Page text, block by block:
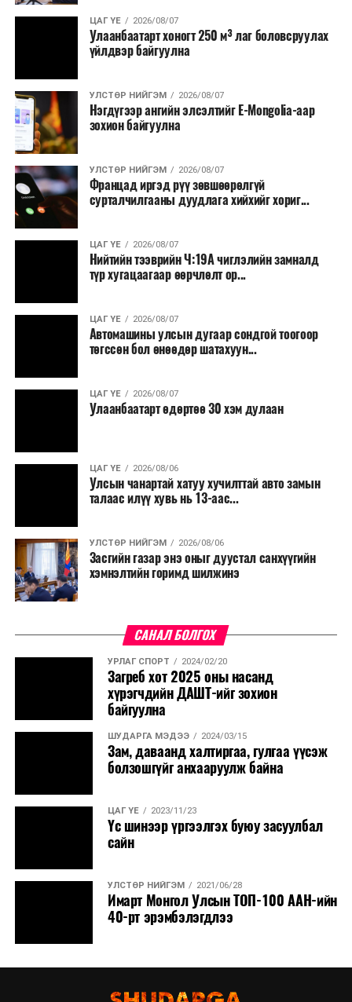
Зайлшгүй шаардлагагүй тоног төхөөрөмж,
тавилга, автомашин худалдан авах;
Батлан хамгаалах, хууль зүйн салбараас бусад
Хуулиар заавал мэдээлэхээс бусад кино,
контент, хэвлэлийн зардал;
Заавал олгохоос бусад тэтгэмж, урамшуулал.
Санхүүгийн хэмнэлтийн горимыг 2026 оны
арванхоёрдугаар сарын 31 хүртэл мөрдөнө. Харин
эрүүл мэндийн салбар уг хэмнэлтийн горимд
хамрагдахгүй бөгөөд цэцэрлэг, сургуулийн хүүхдийн
эрт илрүүлэг, вакцинжуулалт, томуу, томуу төст
өвчний эсрэг арга хэмжээ зэрэг зайлшгүй
үргэлжилнэ гэж Ерөнхий сайд Н.Учрал онцоллоо.
Мөн бүх шатны төсвийн ерөнхийлөн захирагч нарт
салбар бүрдээ урсгал зардлыг 20 хувиар бууруулах,
нөхөн томилгоо хийхгүй байх, аялал, амралт, зугаалга,
хамт олны урлаг, спортын арга хэмжээг зохион
байгуулахгүй байх, төрийн албанд шинэ орон тоо бий
сургалтыг цахим хэлбэрт шилжүүлэх, төрийн албан
хаагчдыг зарим өдрүүдэд цахимаар ажиллуулах арга
хэмжээг үргэлжлүүлэхийг үүрэг болголоо.
Төсвийн сахилга бат сайжирч, эдийн засгийн нөхцөл
байдал хэвийн болсон тохиолдолд эдгээр
хязгаарлалтыг үе шаттайгаар сулруулах юм.
ЦАГ ҮЕ 2026/08/07
Улаанбаатарт хоногт 250 м³ лаг боловсруулах
үйлдвэр байгуулна
УЛСТӨР НИЙГЭМ 2026/08/07
Нэгдүгээр ангийн элсэлтийг E-Mongolia-аар
зохион байгуулна
УЛСТӨР НИЙГЭМ 2026/08/07
Францад иргэд рүү зөвшөөрөлгүй
сурталчилгааны дуудлага хийхийг хориг...
ЦАГ ҮЕ 2026/08/07
Нийтийн тээврийн Ч:19А чиглэлийн замналд
түр хугацаагаар өөрчлөлт ор...
ЦАГ ҮЕ 2026/08/07
Автомашины улсын дугаар сондгой тоогоор
төгссөн бол өнөөдөр шатахуун...
ЦАГ ҮЕ 2026/08/07
Улаанбаатарт өдөртөө 30 хэм дулаан
ЦАГ ҮЕ 2026/08/06
Улсын чанартай хатуу хучилттай авто замын
талаас илүү хувь нь 13-аас...
УЛСТӨР НИЙГЭМ 2026/08/06
Засгийн газар энэ оныг дуустал санхүүгийн
хэмнэлтийн горимд шилжинэ
САНАЛ БОЛГОХ
УРЛАГ СПОРТ 2024/02/20
Загреб хот 2025 оны насанд
хүрэгчдийн ДАШТ-ийг зохион
байгуулна
ШУДАРГА МЭДЭЭ 2024/03/15
Зам, даваанд халтиргаа, гулгаа үүсэж
болзошгүйг анхааруулж байна
ЦАГ ҮЕ 2023/11/23
Үс шинээр үргээлгэх буюу засуулбал
сайн
УЛСТӨР НИЙГЭМ 2021/06/28
Имарт Монгол Улсын ТОП-100 ААН-ийн
40-рт эрэмбэлэгдлээ